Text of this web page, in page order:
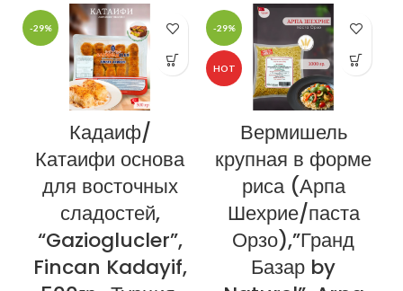
-29%
Кадаиф/
Катаифи основа
для восточных
сладостей,
“Gazioglucler”,
Fincan Kadayif,
-29%
HOT
Вермишель
крупная в форме
риса (Арпа
Шехрие/паста
Орзо),”Гранд
Базар by